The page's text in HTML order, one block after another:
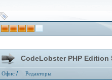
CodeLobster PHP Edition
Офис / Редакторы